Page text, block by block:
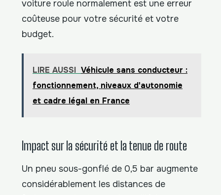
voiture roule normalement est une erreur
coûteuse pour votre sécurité et votre
budget.
LIRE AUSSI Véhicule sans conducteur :
fonctionnement, niveaux d'autonomie
et cadre légal en France
Impact sur la sécurité et la tenue de route
Un pneu sous-gonflé de 0,5 bar augmente
considérablement les distances de